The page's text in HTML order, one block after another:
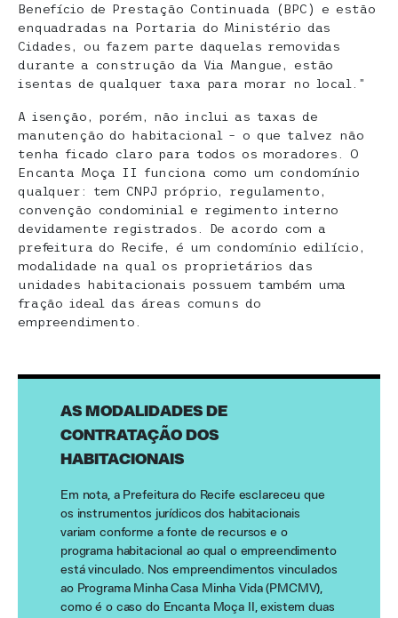
Benefício de Prestação Continuada (BPC) e estão
enquadradas na Portaria do Ministério das
Cidades, ou fazem parte daquelas removidas
durante a construção da Via Mangue, estão
isentas de qualquer taxa para morar no local.”
A isenção, porém, não inclui as taxas de
manutenção do habitacional – o que talvez não
tenha ficado claro para todos os moradores. O
Encanta Moça II funciona como um condomínio
qualquer: tem CNPJ próprio, regulamento,
convenção condominial e regimento interno
devidamente registrados. De acordo com a
prefeitura do Recife, é um condomínio edilício,
modalidade na qual os proprietários das
unidades habitacionais possuem também uma
fração ideal das áreas comuns do
empreendimento.
AS MODALIDADES DE
CONTRATAÇÃO DOS
HABITACIONAIS
Em nota, a Prefeitura do Recife esclareceu que
os instrumentos jurídicos dos habitacionais
variam conforme a fonte de recursos e o
programa habitacional ao qual o empreendimento
está vinculado. Nos empreendimentos vinculados
ao Programa Minha Casa Minha Vida (PMCMV),
como é o caso do Encanta Moça II, existem duas